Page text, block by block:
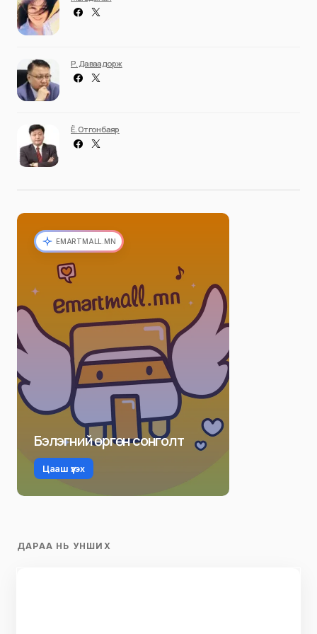
Р. Даваадорж
Ё. Отгонбаяр
EMARTMALL.MN
Бэлэгний өргөн сонголт
Цааш үзэх
ДАРАА НЬ УНШИХ